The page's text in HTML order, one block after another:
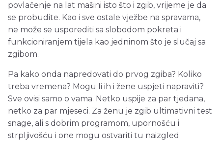
povlačenje na lat mašini isto što i zgib, vrijeme je da
se probudite. Kao i sve ostale vježbe na spravama,
ne može se usporediti sa slobodom pokreta i
funkcioniranjem tijela kao jedninom što je slučaj sa
zgibom.
Pa kako onda napredovati do prvog zgiba? Koliko
treba vremena? Mogu li ih i žene uspjeti napraviti?
Sve ovisi samo o vama. Netko uspije za par tjedana,
netko za par mjeseci. Za ženu je zgib ultimativni test
snage, ali s dobrim programom, upornošću i
strpljivošću i one mogu ostvariti tu naizgled